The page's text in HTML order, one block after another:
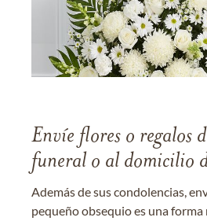
Envíe flores o regalos
funeral o al domicilio
Además de sus condolencias,
pequeño obsequio es una